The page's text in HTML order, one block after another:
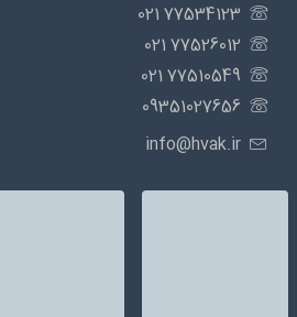
77534123 021
77526012 021
77510549 021
09351027656
info@hvak.ir